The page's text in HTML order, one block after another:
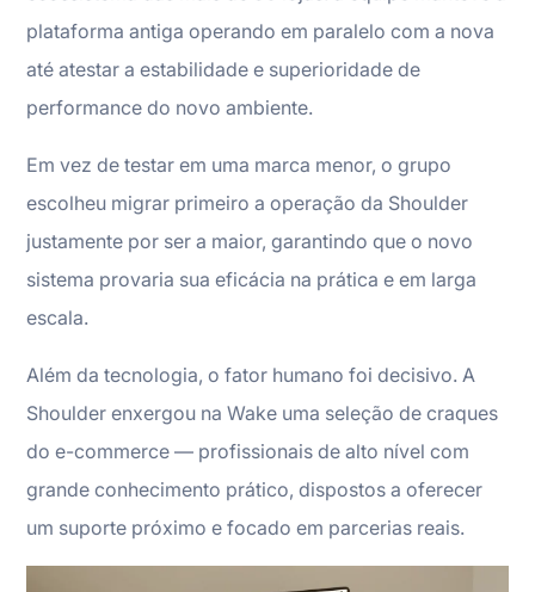
plataforma antiga operando em paralelo com a nova
até atestar a estabilidade e superioridade de
performance do novo ambiente.
Em vez de testar em uma marca menor, o grupo
escolheu migrar primeiro a operação da Shoulder
justamente por ser a maior, garantindo que o novo
sistema provaria sua eficácia na prática e em larga
escala.
Além da tecnologia, o fator humano foi decisivo. A
Shoulder enxergou na Wake uma seleção de craques
do e-commerce — profissionais de alto nível com
grande conhecimento prático, dispostos a oferecer
um suporte próximo e focado em parcerias reais.